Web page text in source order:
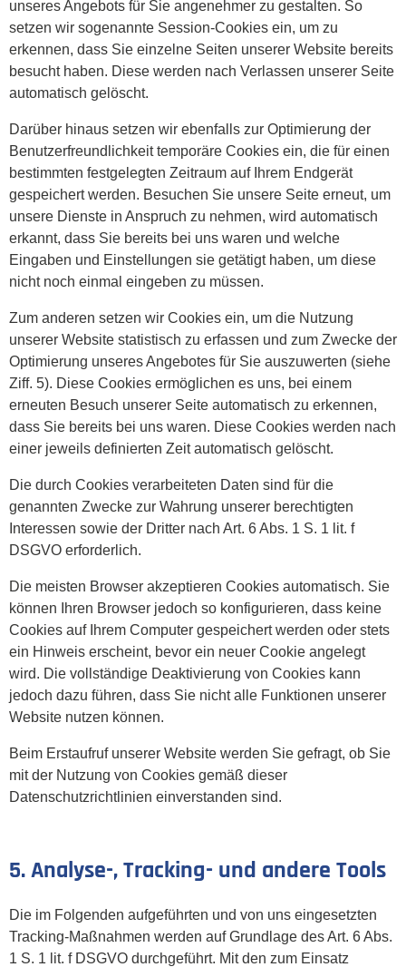
unseres Angebots für Sie angenehmer zu gestalten. So
setzen wir sogenannte Session-Cookies ein, um zu
erkennen, dass Sie einzelne Seiten unserer Website bereits
besucht haben. Diese werden nach Verlassen unserer Seite
automatisch gelöscht.
Darüber hinaus setzen wir ebenfalls zur Optimierung der
Benutzerfreundlichkeit temporäre Cookies ein, die für einen
bestimmten festgelegten Zeitraum auf Ihrem Endgerät
gespeichert werden. Besuchen Sie unsere Seite erneut, um
unsere Dienste in Anspruch zu nehmen, wird automatisch
erkannt, dass Sie bereits bei uns waren und welche
Eingaben und Einstellungen sie getätigt haben, um diese
nicht noch einmal eingeben zu müssen.
Zum anderen setzen wir Cookies ein, um die Nutzung
unserer Website statistisch zu erfassen und zum Zwecke der
Optimierung unseres Angebotes für Sie auszuwerten (siehe
Ziff. 5). Diese Cookies ermöglichen es uns, bei einem
erneuten Besuch unserer Seite automatisch zu erkennen,
dass Sie bereits bei uns waren. Diese Cookies werden nach
einer jeweils definierten Zeit automatisch gelöscht.
Die durch Cookies verarbeiteten Daten sind für die
genannten Zwecke zur Wahrung unserer berechtigten
Interessen sowie der Dritter nach Art. 6 Abs. 1 S. 1 lit. f
DSGVO erforderlich.
Die meisten Browser akzeptieren Cookies automatisch. Sie
können Ihren Browser jedoch so konfigurieren, dass keine
Cookies auf Ihrem Computer gespeichert werden oder stets
ein Hinweis erscheint, bevor ein neuer Cookie angelegt
wird. Die vollständige Deaktivierung von Cookies kann
jedoch dazu führen, dass Sie nicht alle Funktionen unserer
Website nutzen können.
Beim Erstaufruf unserer Website werden Sie gefragt, ob Sie
mit der Nutzung von Cookies gemäß dieser
Datenschutzrichtlinien einverstanden sind.
5. Analyse-, Tracking- und andere Tools
Die im Folgenden aufgeführten und von uns eingesetzten
Tracking-Maßnahmen werden auf Grundlage des Art. 6 Abs.
1 S. 1 lit. f DSGVO durchgeführt. Mit den zum Einsatz